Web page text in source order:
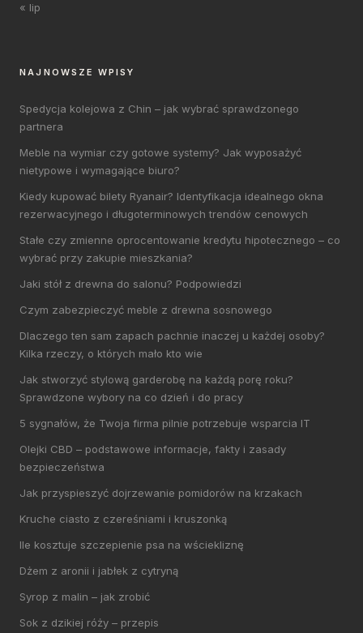
« lip
NAJNOWSZE WPISY
Spedycja kolejowa z Chin – jak wybrać sprawdzonego
partnera
Meble na wymiar czy gotowe systemy? Jak wyposażyć
nietypowe i wymagające biuro?
Kiedy kupować bilety Ryanair? Identyfikacja idealnego okna
rezerwacyjnego i długoterminowych trendów cenowych
Stałe czy zmienne oprocentowanie kredytu hipotecznego – co
wybrać przy zakupie mieszkania?
Jaki stół z drewna do salonu? Podpowiedzi
Czym zabezpieczyć meble z drewna sosnowego
Dlaczego ten sam zapach pachnie inaczej u każdej osoby?
Kilka rzeczy, o których mało kto wie
Jak stworzyć stylową garderobę na każdą porę roku?
Sprawdzone wybory na co dzień i do pracy
5 sygnałów, że Twoja firma pilnie potrzebuje wsparcia IT
Olejki CBD – podstawowe informacje, fakty i zasady
bezpieczeństwa
Jak przyspieszyć dojrzewanie pomidorów na krzakach
Kruche ciasto z czereśniami i kruszonką
Ile kosztuje szczepienie psa na wściekliznę
Dżem z aronii i jabłek z cytryną
Syrop z malin – jak zrobić
Sok z dzikiej róży – przepis